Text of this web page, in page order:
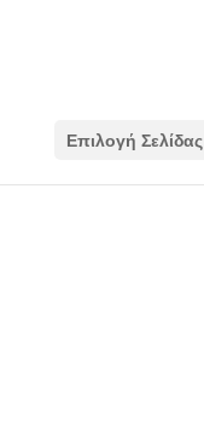
Επιλογή Σελίδας